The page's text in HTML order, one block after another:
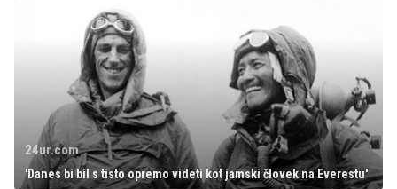
24ur.com
'Danes bi bil s tisto opremo videti kot jamski človek na Everestu'